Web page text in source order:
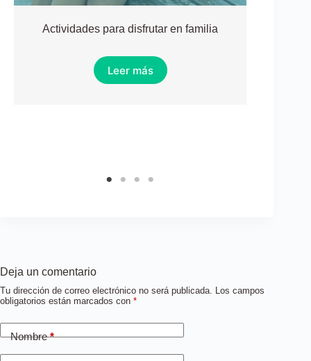
Actividades para disfrutar en familia
Leer más
Deja un comentario
Tu dirección de correo electrónico no será publicada.
Los campos
obligatorios están marcados con *
Nombre*